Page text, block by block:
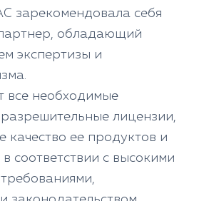
зарекомендовала себя
обладающий
экспертизы и
все необходимые
лицензии,
качество ее продуктов и
в соответствии с высокими